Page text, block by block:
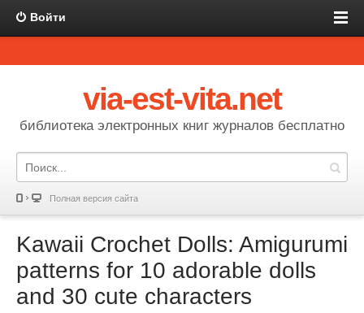
Войти
via-est-vita.net
библиотека электронных книг журналов бесплатно
Полная версия сайта
Kawaii Crochet Dolls: Amigurumi
patterns for 10 adorable dolls
and 30 cute characters